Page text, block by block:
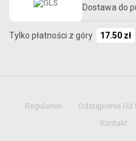
Dostawa do
Tylko płatności z góry 17.50 zł
Regulamin Odstąpienie Od
Kontakt